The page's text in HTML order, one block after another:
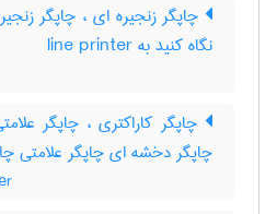
چاپگر زنجیره ای ، چاپگر
نگاه کنید به ‎ line printer
چاپگر کاراکتری ، چاپگر
چاپگر دخشه ای چاپگر علامتی